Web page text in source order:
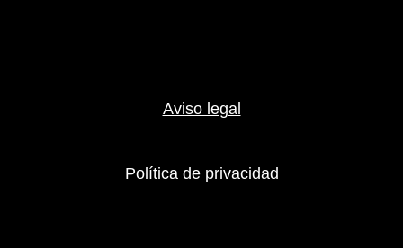
Aviso legal
Política de privacidad